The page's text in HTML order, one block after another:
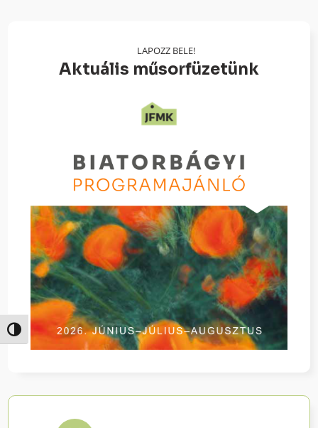
Nagy kontraszt váltása
LAPOZZ BELE!
Aktuális műsorfüzetünk